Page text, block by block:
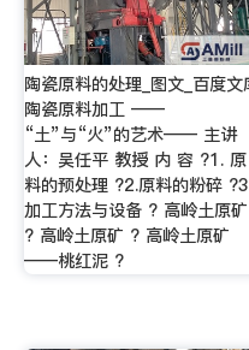
陶瓷原料的处理_图文_百度文
陶瓷原料加工 ——
“土”与“火”的艺术—— 主讲
人：吴任平 教授 内 容 ?1. 原
料的预处理 ?2.原料的粉碎
加工方法与设备 ? 高岭土原矿
? 高岭土原矿 ? 高岭土原矿
——桃红泥 ?